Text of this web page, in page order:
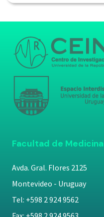
Facultad de Medicina
Avda. Gral. Flores 2125
Montevideo - Uruguay
Tel: +598 2 924 9562